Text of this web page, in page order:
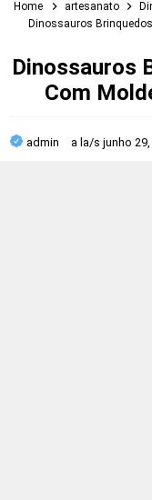
Home artesanato
Dinossauros
Dinossauros
Com
admin a la/s junho